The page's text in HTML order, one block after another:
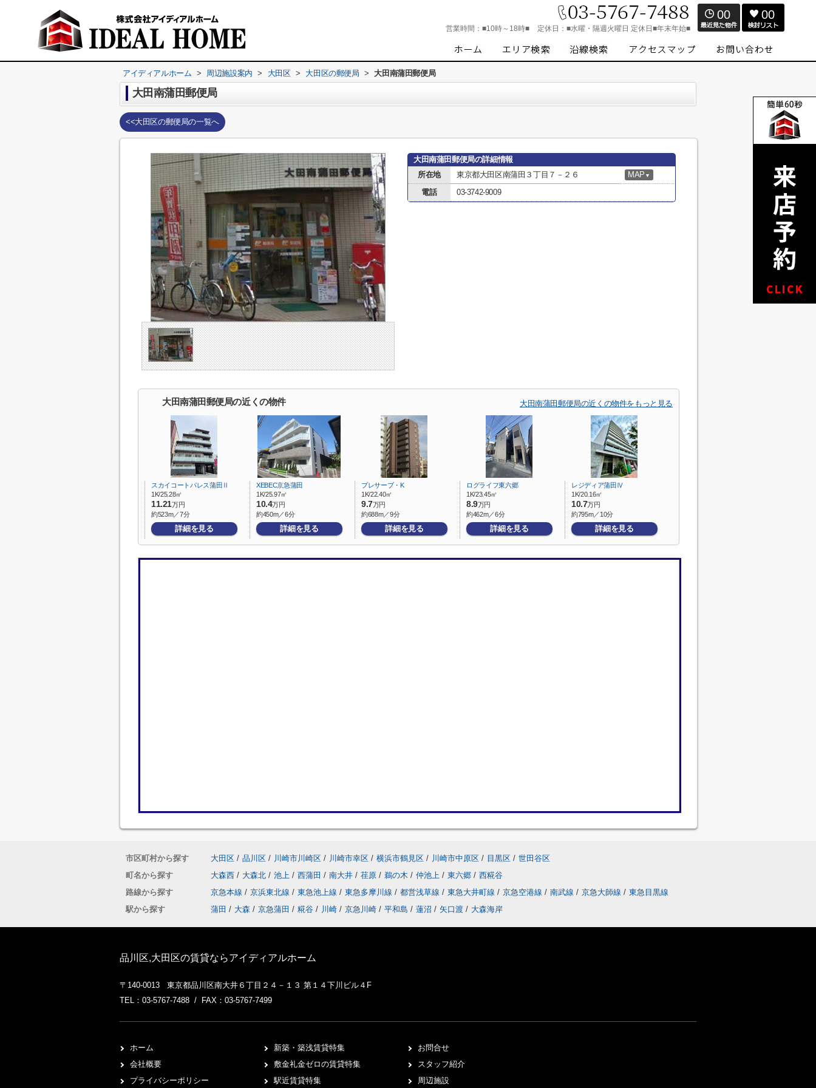
営業時間： ■10時～18時■ 定休日： ■水曜・隔週火曜日 定休日■年末年始■
00 00
アイディアルホーム > 周辺施設案内 > 大田区 > 大田区の郵便局 > 大田南蒲田郵便局
大田南蒲田郵便局
<<大田区の郵便局の一覧へ
大田南蒲田郵便局の詳細情報
所在地
東京都大田区南蒲田３丁目７－２６ MAP ▼
電話 03-3742-9009
大田南蒲田郵便局の近くの物件 大田南蒲田郵便局の近くの物件をもっと見る
スカイコートパレス蒲田Ⅱ
1K/25.28㎡
11.21万円
約523m／7分
詳細を見る
XEBEC京急蒲田
1K/25.97㎡
10.4万円
約450m／6分
詳細を見る
プレサーブ・K
1K/22.40㎡
9.7万円
約688m／9分
詳細を見る
ログライフ東六郷
1K/23.45㎡
8.9万円
約462m／6分
詳細を見る
レジディア蒲田Ⅳ
1K/20.16㎡
10.7万円
約795m／10分
詳細を見る
市区町村から探す 大田区 / 品川区 / 川崎市川崎区 / 川崎市幸区 / 横浜市鶴見区 / 川崎市中原区 / 目黒区 / 世田谷区
町名から探す
大森西 / 大森北 / 池上 / 西蒲田 / 南大井 / 荏原 / 鵜の木 / 仲池上 / 東六郷 / 西糀谷
路線から探す
京急本線 / 京浜東北線 / 東急池上線 / 東急多摩川線 / 都営浅草線 / 東急大井町線 / 京急空港線 / 南武線 / 京急大師線 / 東急目黒線
駅から探す
蒲田 / 大森 / 京急蒲田 / 糀谷 / 川崎 / 京急川崎 / 平和島 / 蓮沼 / 矢口渡 / 大森海岸
品川区,大田区の賃貸ならアイディアルホーム
〒140-0013 東京都品川区南大井６丁目２４－１３ 第１４下川ビル４F
TEL：03-5767-7488 / FAX：03-5767-7499
ホーム
会社概要
プライバシーポリシー
新築・築浅賃貸特集
敷金礼金ゼロの賃貸特集
駅近賃貸特集
お問合せ
スタッフ紹介
周辺施設